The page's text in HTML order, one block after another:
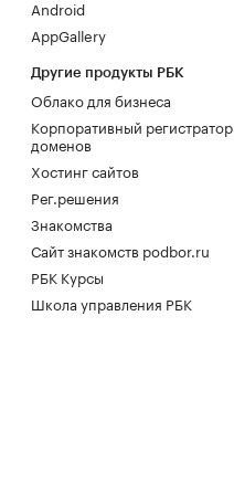
Android
AppGallery
Другие продукты РБК
Облако для бизнеса
Корпоративный регистратор
доменов
Хостинг сайтов
Рег.решения
Знакомства
Сайт знакомств podbor.ru
РБК Курсы
Школа управления РБК